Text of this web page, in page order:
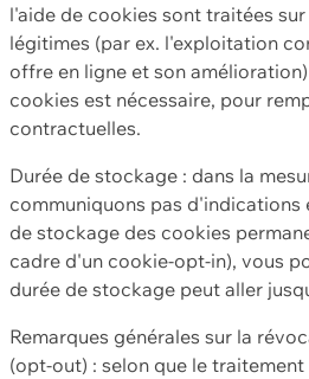
l'aide de cookies sont traitées
légitimes (par ex. l'exploitation
offre en ligne et son
cookies est nécessaire, pour
contractuelles.
Durée de stockage : dans la
communiquons pas d'indications
de stockage des cookies
cadre d'un cookie-opt-in), vous
durée de stockage peut aller
Remarques générales sur la
(opt-out) : selon que le